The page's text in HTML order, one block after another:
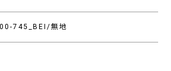
745_BEI/無地